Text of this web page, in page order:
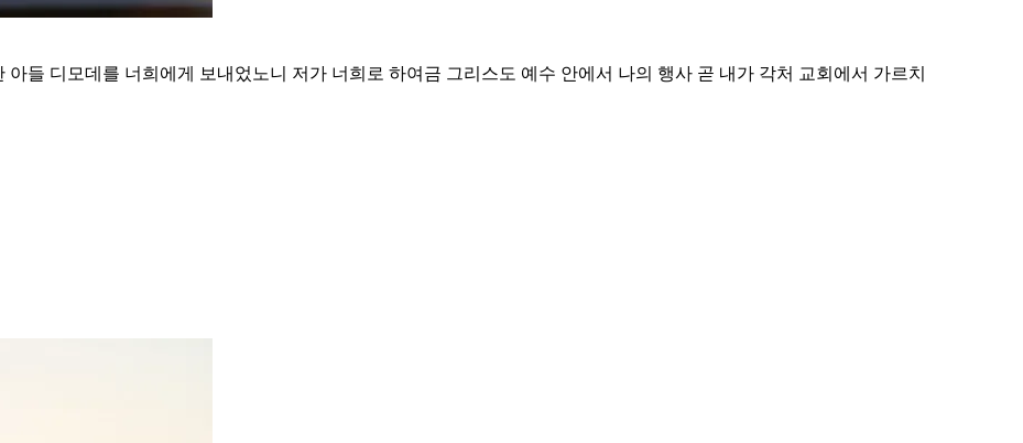
들 디모데를 너희에게 보내었노니 저가 너희로 하여금 그리스도 예수 안에서 나의 행사 곧 내가 각처 교회에서 가르치